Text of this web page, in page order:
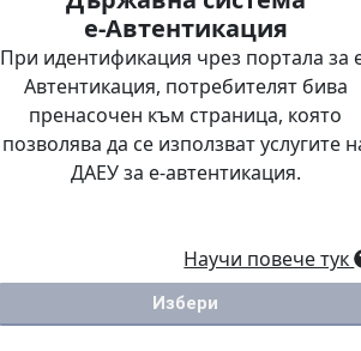
е-Автентикация
При идентификация чрез портала за
Автентикация, потребителят бива
пренасочен към страница, която
позволява да се използват услугите
ДАЕУ за е-автентикация.
Научи повече тук
Избери